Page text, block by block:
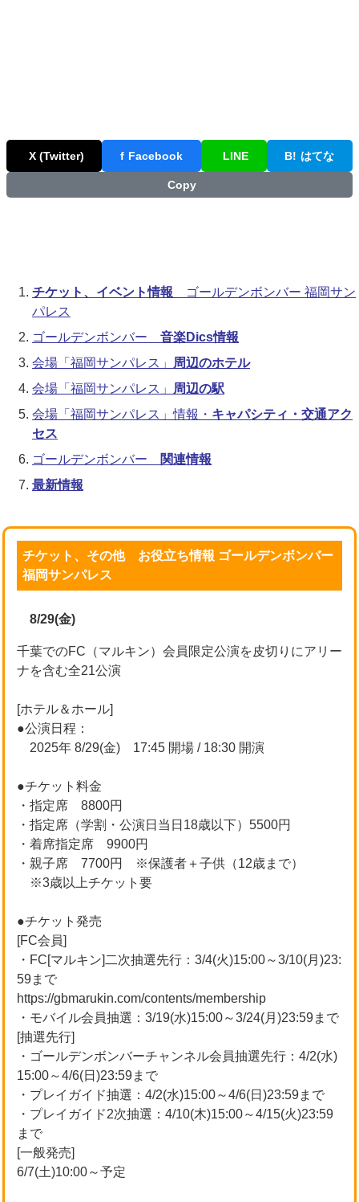
X (Twitter) f Facebook LINE B! はてな
Copy
チケット、イベント情報 ゴールデンボンバー 福岡サン
パレス
ゴールデンボンバー 音楽Dics情報
会場「福岡サンパレス」
周辺のホテル
会場「福岡サンパレス」
周辺の駅
会場「福岡サンパレス」情報・ キャパシティ・交通アク
セス
ゴールデンボンバー
関連情報
最新情報
チケット、その他 お役立ち情報 ゴールデンボンバー
福岡サンパレス
8/29(金)
千葉でのFC（マルキン）会員限定公演を皮切りにアリー
ナを含む全21公演
[ホテル＆ホール]
●公演日程：
2025年 8/29(金) 17:45 開場 / 18:30 開演
●チケット料金
・指定席 8800円
・指定席（学割・公演日当日18歳以下）5500円
・着席指定席 9900円
・親子席 7700円 ※保護者＋子供（12歳まで）
※3歳以上チケット要
●チケット発売
[FC会員]
・FC[マルキン]二次抽選先行：3/4(火)15:00～3/10(月)23:
59まで
https://gbmarukin.com/contents/membership
・モバイル会員抽選：3/19(水)15:00～3/24(月)23:59まで
[抽選先行]
・ゴールデンボンバーチャンネル会員抽選先行：4/2(水)
15:00～4/6(日)23:59まで
・プレイガイド抽選：4/2(水)15:00～4/6(日)23:59まで
・プレイガイド2次抽選：4/10(木)15:00～4/15(火)23:59
まで
[一般発売]
6/7(土)10:00～予定